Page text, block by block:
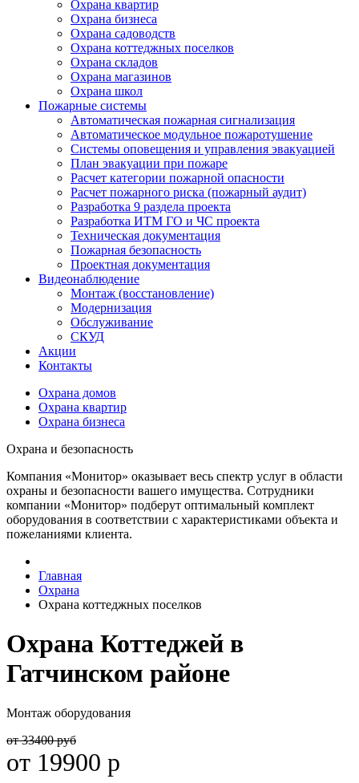
Охрана квартир
Охрана бизнеса
Охрана садоводств
Охрана коттеджных поселков
Охрана складов
Охрана магазинов
Охрана школ
Пожарные системы
Автоматическая пожарная сигнализация
Автоматическое модульное пожаротушение
Системы оповещения и управления эвакуацией
План эвакуации при пожаре
Расчет категории пожарной опасности
Расчет пожарного риска (пожарный аудит)
Разработка 9 раздела проекта
Разработка ИТМ ГО и ЧС проекта
Техническая документация
Пожарная безопасность
Проектная документация
Видеонаблюдение
Монтаж (восстановление)
Модернизация
Обслуживание
СКУД
Акции
Контакты
Охрана домов
Охрана квартир
Охрана бизнеса
Охрана и безопасность
Компания «Монитор» оказывает весь спектр услуг в области
охраны и безопасности вашего имущества. Сотрудники
компании «Монитор» подберут оптимальный комплект
оборудования в соответствии с характеристиками объекта и
пожеланиями клиента.
Главная
Охрана
Охрана коттеджных поселков
Охрана Коттеджей в
Гатчинском районе
Монтаж оборудования
от 33400 руб
от 19900 р